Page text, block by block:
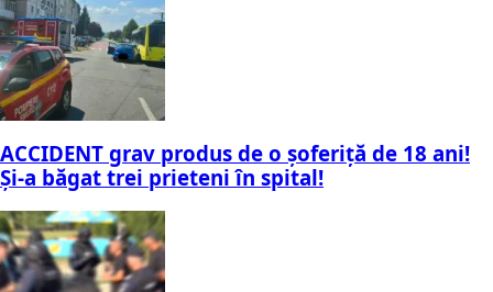
ACCIDENT grav produs de o șoferiță de 18 ani!
Și-a băgat trei prieteni în spital!